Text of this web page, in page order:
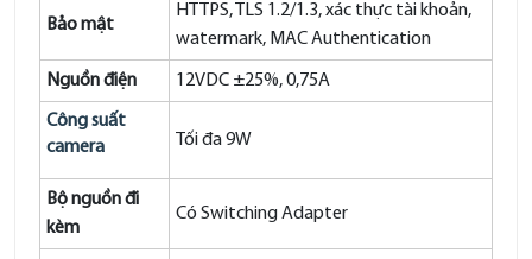
Bảo mật
HTTPS, TLS 1.2/1.3, xác thực tài khoản,
watermark, MAC Authentication
Nguồn điện 12VDC ±25%, 0,75A
Công suất
camera
Tối đa 9W
Bộ nguồn đi
kèm
Có Switching Adapter